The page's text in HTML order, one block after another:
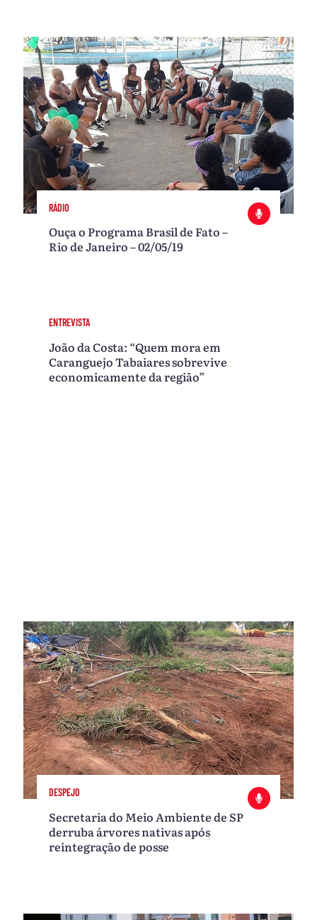
RÁDIO
Ouça o Programa Brasil de Fato –
Rio de Janeiro – 02/05/19
ENTREVISTA
João da Costa: “Quem mora em
Caranguejo Tabaiares sobrevive
economicamente da região”
DESPEJO
Secretaria do Meio Ambiente de SP
derruba árvores nativas após
reintegração de posse